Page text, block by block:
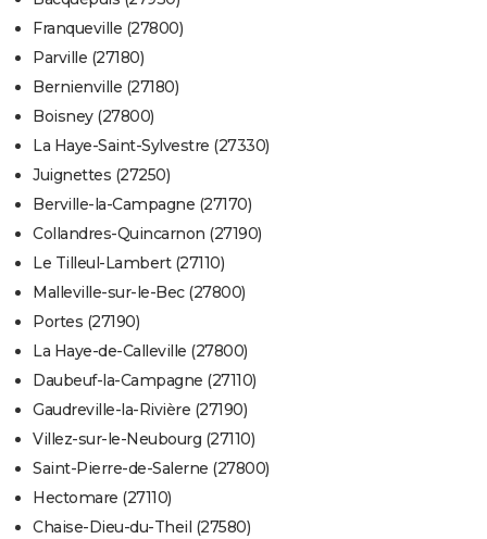
Franqueville (27800)
Parville (27180)
Bernienville (27180)
Boisney (27800)
La Haye-Saint-Sylvestre (27330)
Juignettes (27250)
Berville-la-Campagne (27170)
Collandres-Quincarnon (27190)
Le Tilleul-Lambert (27110)
Malleville-sur-le-Bec (27800)
Portes (27190)
La Haye-de-Calleville (27800)
Daubeuf-la-Campagne (27110)
Gaudreville-la-Rivière (27190)
Villez-sur-le-Neubourg (27110)
Saint-Pierre-de-Salerne (27800)
Hectomare (27110)
Chaise-Dieu-du-Theil (27580)